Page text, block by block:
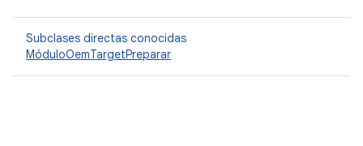
Subclases directas conocidas
MóduloOemTargetPreparar